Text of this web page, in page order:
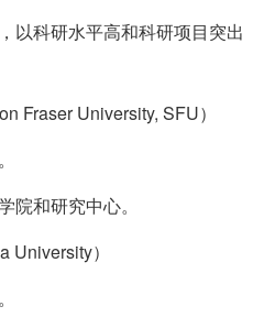
以科研水平高和科研项目突出
Fraser University, SFU）
院和研究中心。
University）